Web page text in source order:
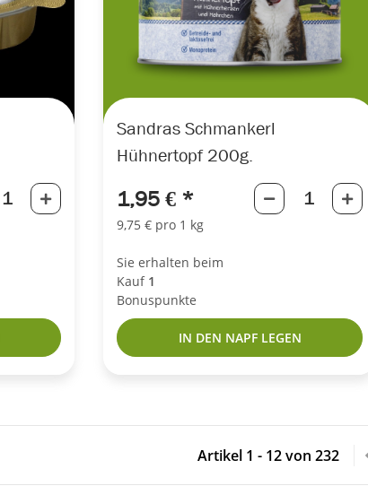
Sandras Schmankerl
Hühnertopf 200g.
1,95 € *
9,75 € pro 1 kg
Sie erhalten beim
Kauf 1
Bonuspunkte
IN DEN NAPF LEGEN
Artikel 1 - 12 von 232